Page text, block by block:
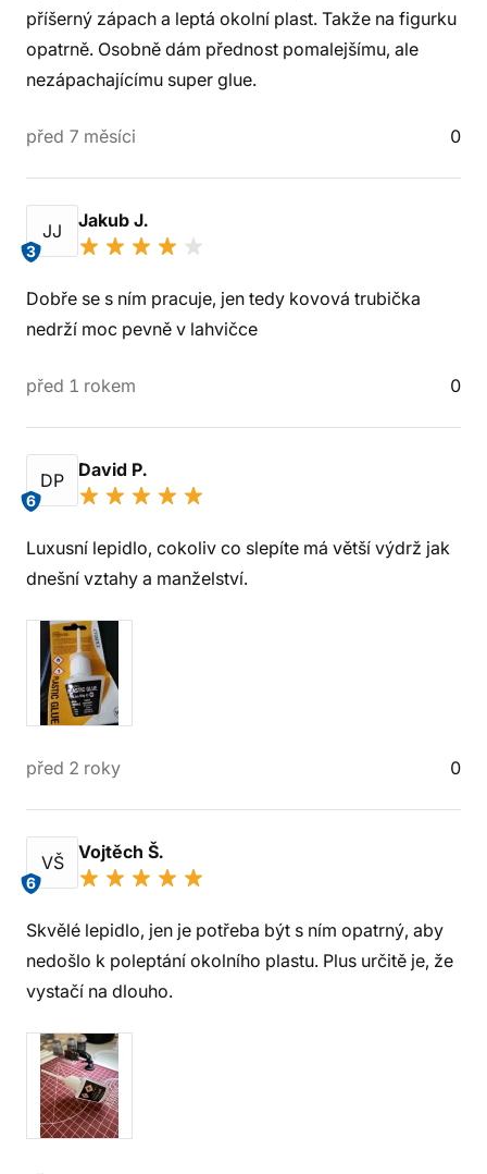
příšerný zápach a leptá okolní plast. Takže na figurku
opatrně. Osobně dám přednost pomalejšímu, ale
nezápachajícímu super glue.
před 7 měsíci 0
JJ
3
Jakub J.
Dobře se s ním pracuje, jen tedy kovová trubička
nedrží moc pevně v lahvičce
před 1 rokem 0
DP
6
David P.
Luxusní lepidlo, cokoliv co slepíte má větší výdrž jak
dnešní vztahy a manželství.
před 2 roky 0
VŠ
6
Vojtěch Š.
Skvělé lepidlo, jen je potřeba být s ním opatrný, aby
nedošlo k poleptání okolního plastu. Plus určitě je, že
vystačí na dlouho.